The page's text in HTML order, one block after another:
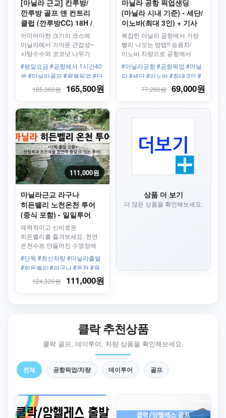
[마닐라 근교] 칸루방/
깐루방 골프 앤 컨트리
클럽 (깐루방CC) 18H /
왕복픽업 차량 포함 - 평일/
주중
어마어마한 크기의 코스에
마닐라에서 가까운 근접성~
사탕수수와 코코넛 나무가
어울러져 마치 공원에서
플레이하는 듯한 코스!
#평일요금 #공항에서 1시간40
분 #마닐라골프 #왕복픽업 #단
독차량 #칸루방 #2인라운딩
185,360원 165,500원
마닐라 공항 픽업샌딩
(마닐라 시내 기준) - 세단/
이노바(최대 3인) + 기사
복잡한 마닐라 공항에서 가장
빨리 나오는 방법!! 승용차/
이노바 차량으로 공항에서
호텔까지 안전하게 도착하세요!
#마닐라공항 #공항픽업 #마닐
라 #세단 #이노바 #최대 3인 #
77,280원 69,000원
111,000원
마닐라근교 라구나
히든밸리 노천온천 투어
(중식 포함) - 일일투어
매력적이고 신비로운
히든벨리를 즐겨보세요. 천연
온천수로 만들어진 수영장에
몸을 담그고 산림이 우거진
원시림을 느껴보세요. 이국적인
꽃들과 식물들이 당신을
기다립니다.!
#단독 #최신차량 #마닐라출발
#히든벨리 #라구나 #온천 #원
시림 #효도 #커플 #하루투어 #
히든밸리
124,320원 111,000원
상품 더 보기
더 많은 상품을 확인해보세요.
클락 추천상품
클락 골프, 데이투어, 차량 상품을 확인해보세요.
전체 공항픽업/차량 데이투어 골프